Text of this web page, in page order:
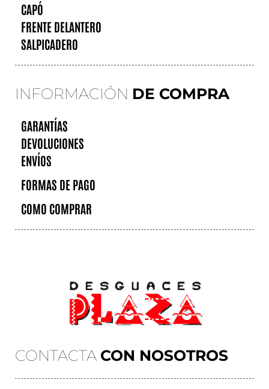
CONTACTA CON NOSOTROS
CAPÓ
FRENTE DELANTERO
SALPICADERO
INFORMACIÓN DE COMPRA
GARANTÍAS
DEVOLUCIONES
ENVÍOS
FORMAS DE PAGO
COMO COMPRAR